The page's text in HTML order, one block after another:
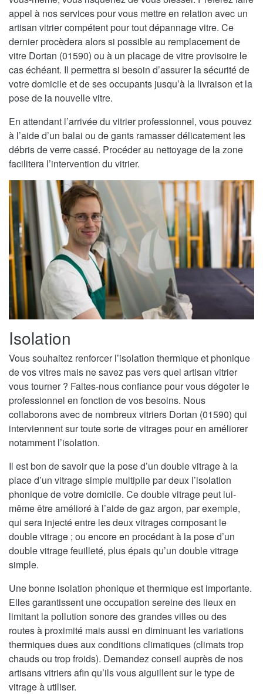
appel à nos services pour vous mettre en relation avec un
artisan vitrier compétent pour tout dépannage vitre. Ce
dernier procèdera alors si possible au remplacement de
vitre Dortan (01590) ou à un placage de vitre provisoire le
cas échéant. Il permettra si besoin d’assurer la sécurité de
votre domicile et de ses occupants jusqu’à la livraison et la
pose de la nouvelle vitre.
En attendant l’arrivée du vitrier professionnel, vous pouvez
à l’aide d’un balai ou de gants ramasser délicatement les
débris de verre cassé. Procéder au nettoyage de la zone
facilitera l’intervention du vitrier.
Isolation
Vous souhaitez renforcer l’isolation thermique et phonique
de vos vitres mais ne savez pas vers quel artisan vitrier
vous tourner ? Faites-nous confiance pour vous dégoter le
professionnel en fonction de vos besoins. Nous
collaborons avec de nombreux vitriers Dortan (01590) qui
interviennent sur toute sorte de vitrages pour en améliorer
notamment l’isolation.
Il est bon de savoir que la pose d’un double vitrage à la
place d’un vitrage simple multiplie par deux l’isolation
phonique de votre domicile. Ce double vitrage peut lui-
même être amélioré à l’aide de gaz argon, par exemple,
qui sera injecté entre les deux vitrages composant le
double vitrage ; ou encore en procédant à la pose d’un
double vitrage feuilleté, plus épais qu’un double vitrage
simple.
Une bonne isolation phonique et thermique est importante.
Elles garantissent une occupation sereine des lieux en
limitant la pollution sonore des grandes villes ou des
routes à proximité mais aussi en diminuant les variations
thermiques dues aux conditions climatiques (climats trop
chauds ou trop froids). Demandez conseil auprès de nos
artisans vitriers afin qu’ils vous aiguillent sur le type de
vitrage à utiliser.